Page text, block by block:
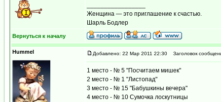
Женщина — это приглашение к счастью.
Шарль Бодлер
Вернуться к началу
Hummel Добавлено: 22 Мар 2011 22:30 Заголовок
1 место - № 5 "Посчитаем мишек"
2 место - № 1 "Листопад"
3 место - № 15 "Бабушкины вечера"
4 место - № 10 Сумочка лоскутницы